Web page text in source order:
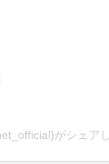
がシェア